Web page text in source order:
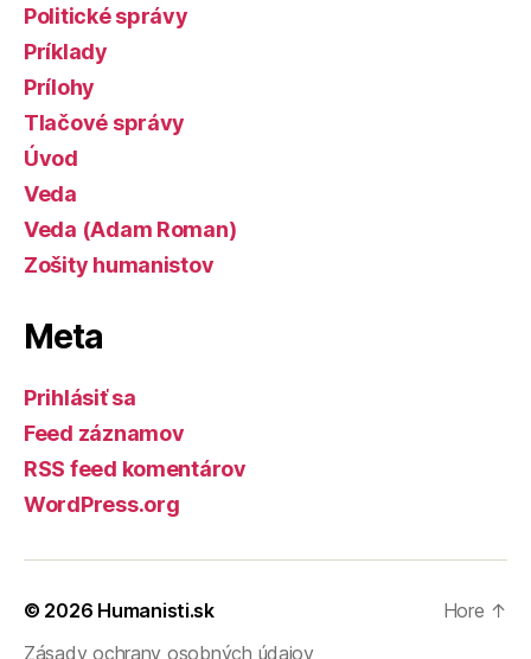
Politické správy
Príklady
Prílohy
Tlačové správy
Úvod
Veda
Veda (Adam Roman)
Zošity humanistov
Meta
Prihlásiť sa
Feed záznamov
RSS feed komentárov
WordPress.org
© 2026 Humanisti.sk
Zásady ochrany osobných údajov
Hore ↑